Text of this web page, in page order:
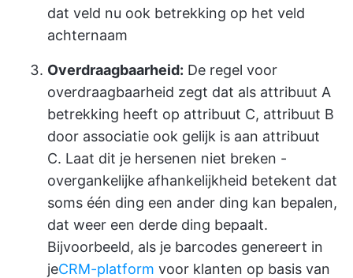
dat veld nu ook betrekking op het veld
achternaam
Overdraagbaarheid: De regel voor
overdraagbaarheid zegt dat als attribuut A
betrekking heeft op attribuut C, attribuut B
door associatie ook gelijk is aan attribuut
C. Laat dit je hersenen niet breken -
overgankelijke afhankelijkheid betekent dat
soms één ding een ander ding kan bepalen,
dat weer een derde ding bepaalt.
Bijvoorbeeld, als je barcodes genereert in
jeCRM-platform voor klanten op basis van